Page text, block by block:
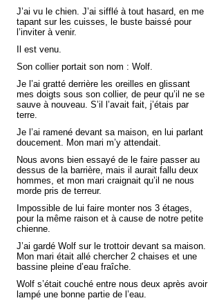
J’ai vu le chien. J’ai sifflé à tout hasard, en me
tapant sur les cuisses, le buste baissé pour
l’inviter à venir.
Il est venu.
Son collier portait son nom : Wolf.
Je l’ai gratté derrière les oreilles en glissant
mes doigts sous son collier, de peur qu’il ne se
sauve à nouveau. S’il l’avait fait, j’étais par
terre.
Je l’ai ramené devant sa maison, en lui parlant
doucement. Mon mari m’y attendait.
Nous avons bien essayé de le faire passer au
dessus de la barrière, mais il aurait fallu deux
hommes, et mon mari craignait qu’il ne nous
morde pris de terreur.
Impossible de lui faire monter nos 3 étages,
pour la même raison et à cause de notre petite
chienne.
J’ai gardé Wolf sur le trottoir devant sa maison.
Mon mari était allé chercher 2 chaises et une
bassine pleine d’eau fraîche.
Wolf s’était couché entre nous deux après avoir
lampé une bonne partie de l’eau.